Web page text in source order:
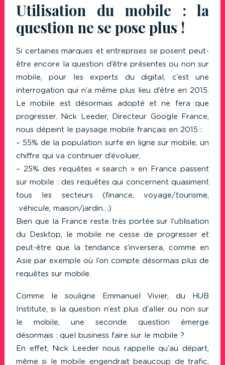
Utilisation du mobile : la
question ne se pose plus !
Si certaines marques et entreprises se posent peut-
être encore la question d’être présentes ou non sur
mobile, pour les experts du digital, c’est une
interrogation qui n’a même plus lieu d’être en 2015.
Le mobile est désormais adopté et ne fera que
progresser. Nick Leeder, Directeur Google France,
nous dépeint le paysage mobile français en 2015 :
– 55% de la population surfe en ligne sur mobile, un
chiffre qui va continuer d’évoluer,
– 25% des requêtes « search » en France passent
sur mobile : des requêtes qui concernent quasiment
tous les secteurs (finance, voyage/tourisme,
véhicule, maison/jardin…)
Bien que la France reste très portée sur l’utilisation
du Desktop, le mobile ne cesse de progresser et
peut-être que la tendance s’inversera, comme en
Asie par exemple où l’on compte désormais plus de
requêtes sur mobile.
Comme le souligne Emmanuel Vivier, du HUB
Institute, si la question n’est plus d’aller ou non sur
le mobile, une seconde question émerge
désormais : quel business faire sur le mobile ?
En effet, Nick Leeder nous rappelle qu’au départ,
même si le mobile engendrait beaucoup de trafic,